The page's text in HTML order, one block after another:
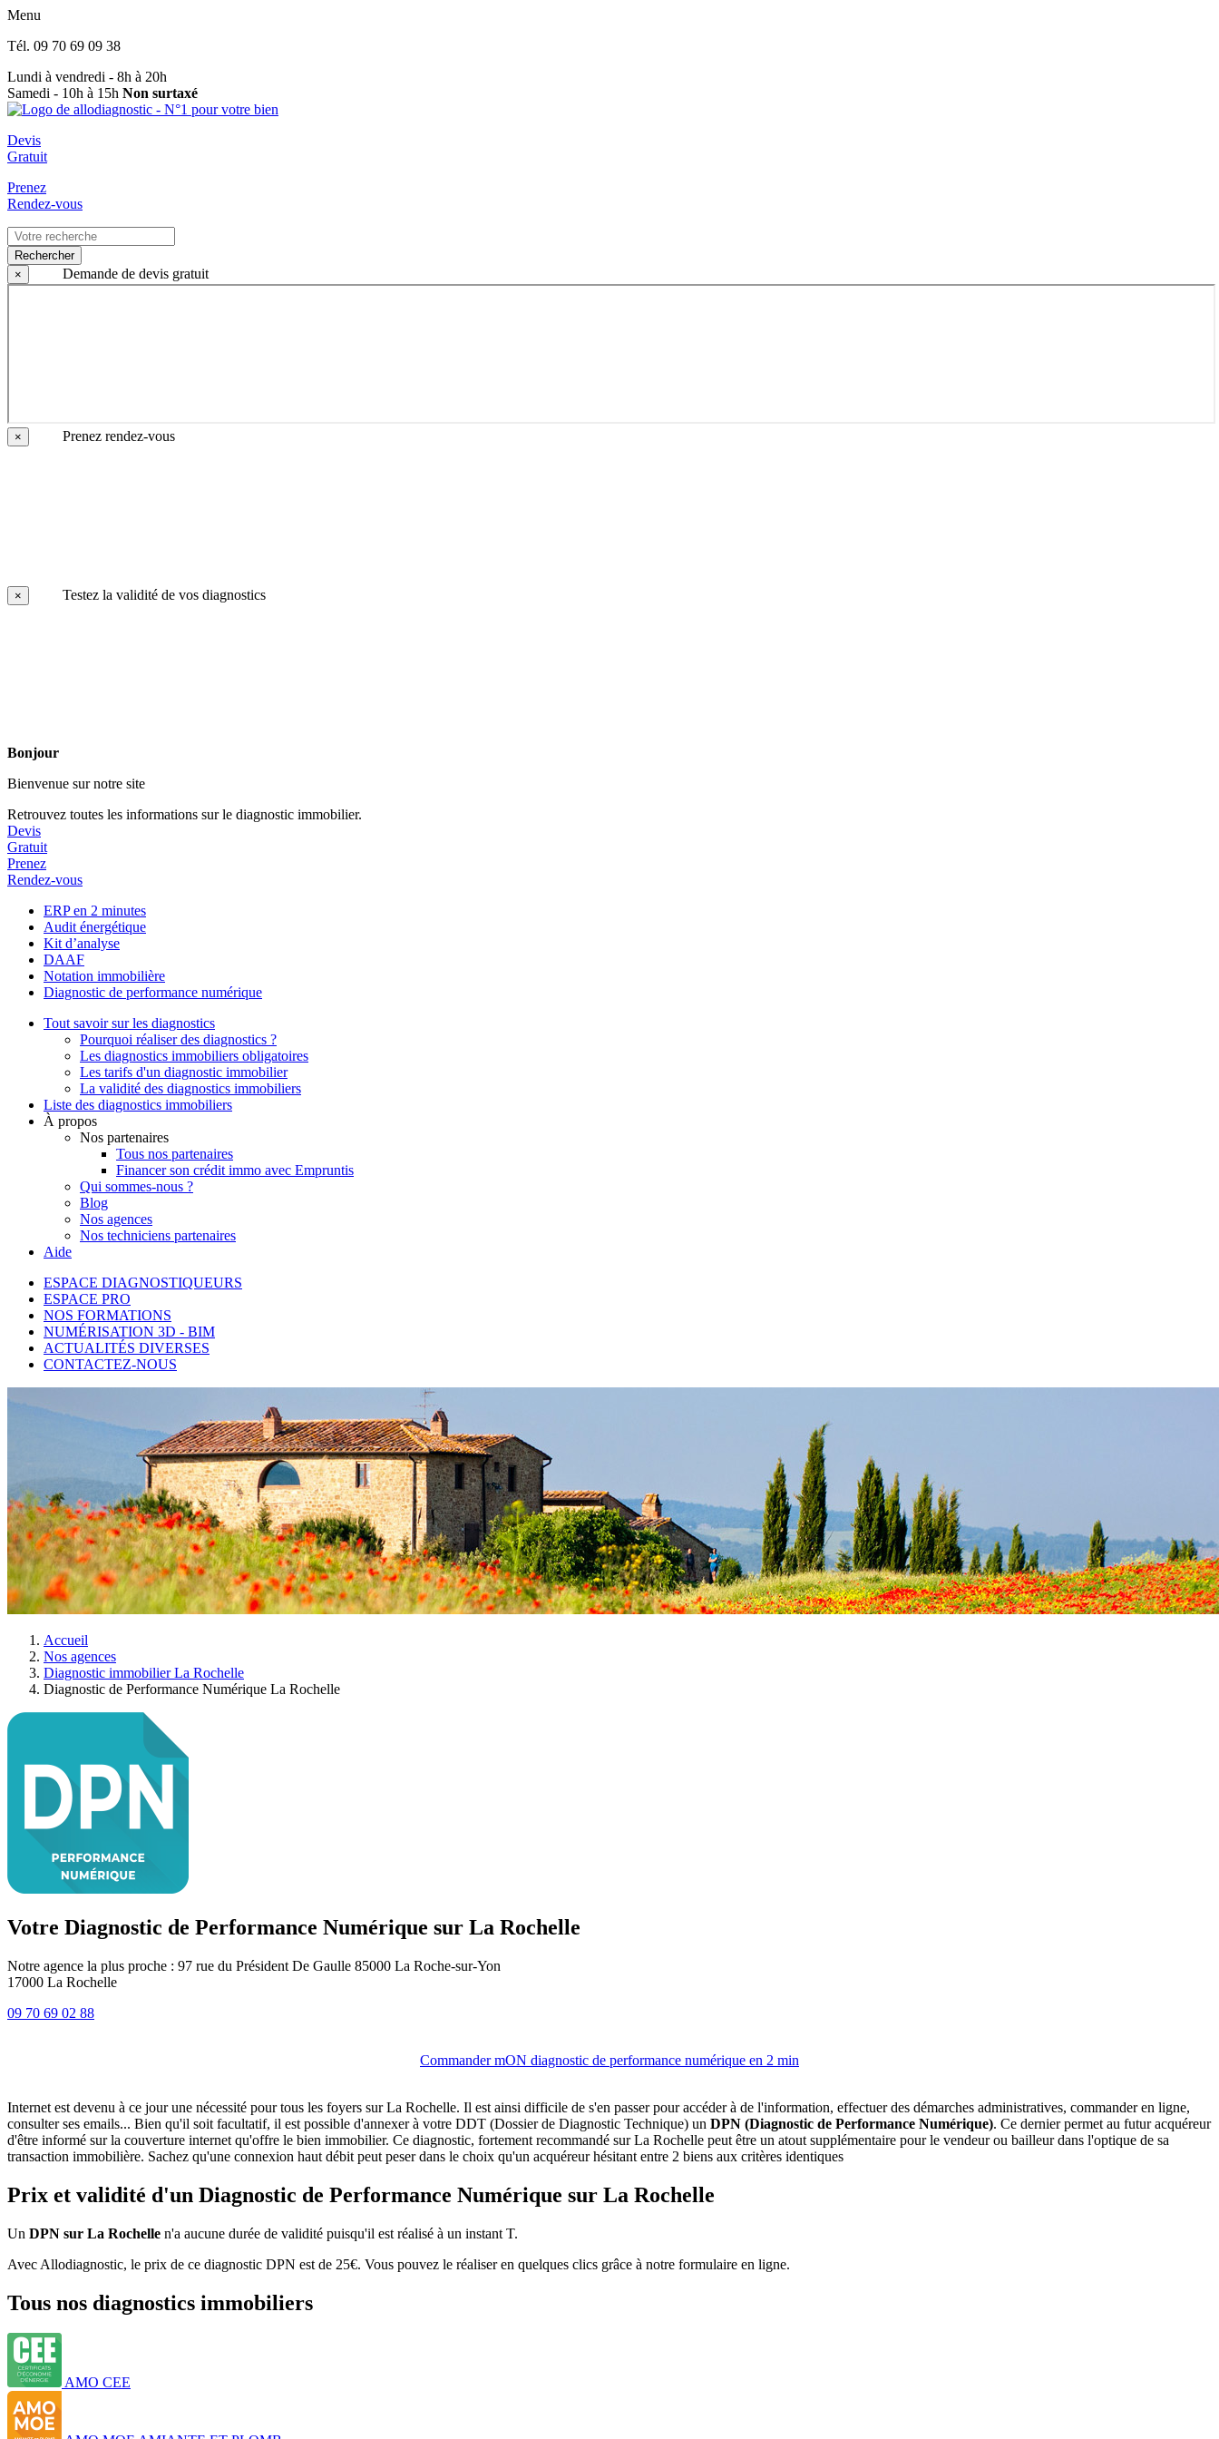
Menu
Tél. 09 70 69 09 38
Lundi à vendredi - 8h à 20h
Samedi - 10h à 15h Non surtaxé
Devis
Gratuit
Prenez
Rendez-vous
Rechercher
×
Demande de devis gratuit
× Prenez rendez-vous
× Testez la validité de vos diagnostics
Bonjour
Bienvenue sur notre site
Retrouvez toutes les informations sur le diagnostic immobilier.
Devis
Gratuit
Prenez
Rendez-vous
ERP en 2 minutes
Audit énergétique
Kit d’analyse
DAAF
Notation immobilière
Diagnostic de performance numérique
Tout savoir sur les diagnostics
Pourquoi réaliser des diagnostics ?
Les diagnostics immobiliers obligatoires
Les tarifs d'un diagnostic immobilier
La validité des diagnostics immobiliers
Liste des diagnostics immobiliers
À propos
Nos partenaires
Tous nos partenaires
Financer son crédit immo avec Empruntis
Qui sommes-nous ?
Blog
Nos agences
Nos techniciens partenaires
Aide
ESPACE DIAGNOSTIQUEURS
ESPACE PRO
NOS FORMATIONS
NUMÉRISATION 3D - BIM
ACTUALITÉS DIVERSES
CONTACTEZ-NOUS
Accueil
Nos agences
Diagnostic immobilier La Rochelle
Diagnostic de Performance Numérique La Rochelle
Votre Diagnostic de Performance Numérique sur La Rochelle
Notre agence la plus proche : 97 rue du Président De Gaulle 85000 La Roche-sur-Yon
17000 La Rochelle
09 70 69 02 88
Commander mON diagnostic de performance numérique en 2 min
Internet est devenu à ce jour une nécessité pour tous les foyers sur La Rochelle. Il est ainsi difficile de s'en passer pour accéder à de l'information, effectuer des démarches administratives, commander en ligne,
consulter ses emails... Bien qu'il soit facultatif, il est possible d'annexer à votre DDT (Dossier de Diagnostic Technique) un DPN (Diagnostic de Performance Numérique). Ce dernier permet au futur acquéreur
d'être informé sur la couverture internet qu'offre le bien immobilier. Ce diagnostic, fortement recommandé sur La Rochelle peut être un atout supplémentaire pour le vendeur ou bailleur dans l'optique de sa
transaction immobilière. Sachez qu'une connexion haut débit peut peser dans le choix qu'un acquéreur hésitant entre 2 biens aux critères identiques
Prix et validité d'un Diagnostic de Performance Numérique sur La Rochelle
Un DPN sur La Rochelle n'a aucune durée de validité puisqu'il est réalisé à un instant T.
Avec Allodiagnostic, le prix de ce diagnostic DPN est de 25€. Vous pouvez le réaliser en quelques clics grâce à notre formulaire en ligne.
Tous nos diagnostics immobiliers
AMO CEE